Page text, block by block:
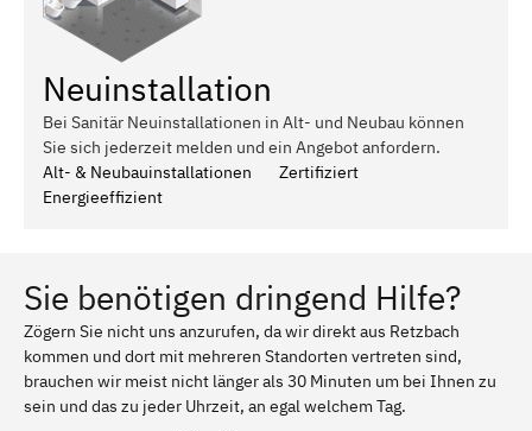
Neuinstallation
Bei Sanitär Neuinstallationen in Alt- und Neubau können
Sie sich jederzeit melden und ein Angebot anfordern.
Alt- & Neubauinstallationen
Zertifiziert
Energieeffizient
Sie benötigen dringend Hilfe?
Zögern Sie nicht uns anzurufen, da wir direkt aus Retzbach
kommen und dort mit mehreren Standorten vertreten sind,
brauchen wir meist nicht länger als 30 Minuten um bei Ihnen zu
sein und das zu jeder Uhrzeit, an egal welchem Tag.